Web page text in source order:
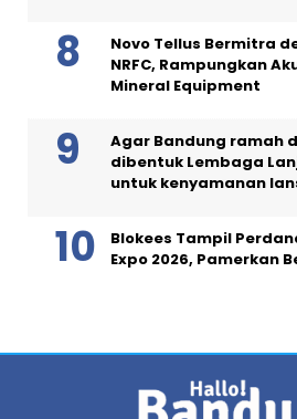
Novo Tellus Bermitra
NRFC, Rampungkan
Mineral Equipment
Agar Bandung ramah
dibentuk Lembaga
untuk kenyamanan
Blokees Tampil
Expo 2026, Pamerkan